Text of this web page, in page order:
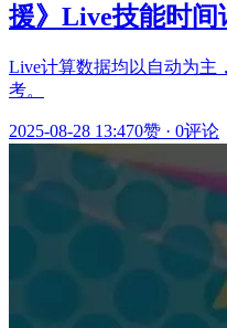
援》Live技能时间
Live计算数据均以自动为主
考。
2025-08-28 13:470赞 · 0评论